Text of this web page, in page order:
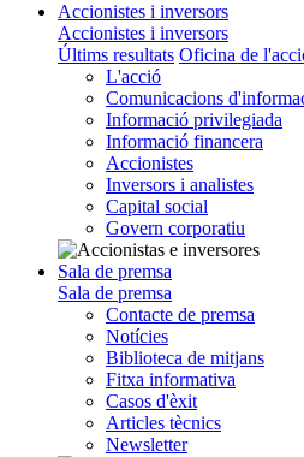
Accionistes i inversors
Accionistes i inversors
Últims resultats Oficina de
L'acció
Comunicacions
Informació privilegiada
Informació financera
Accionistes
Inversors i analistes
Capital social
Govern corporatiu
Sala de premsa
Sala de premsa
Contacte de premsa
Notícies
Biblioteca de mitjans
Fitxa informativa
Casos d'èxit
Articles tècnics
Newsletter